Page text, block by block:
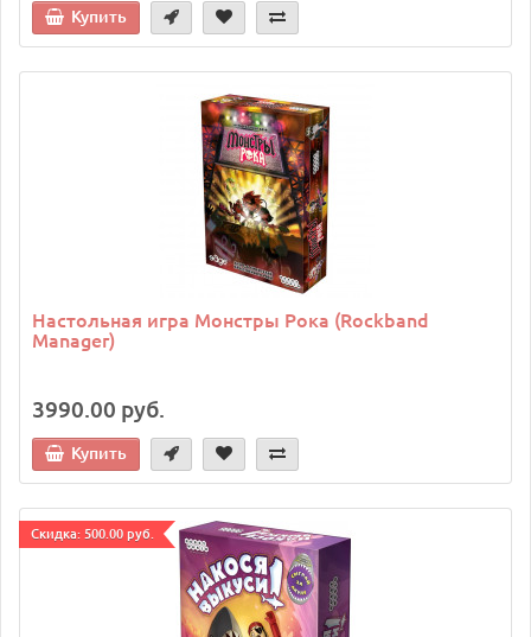
Купить
Настольная игра Монстры Рока (Rockband
Manager)
3990.00 руб.
Купить
Cкидка: 500.00 руб.